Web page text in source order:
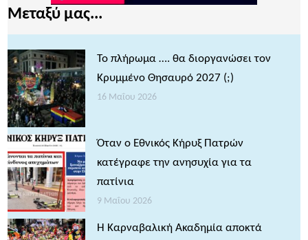
Μεταξύ μας...
Το πλήρωμα …. θα διοργανώσει τον
Κρυμμένο Θησαυρό 2027 (;)
16 Μαΐου 2026
Όταν ο Εθνικός Κήρυξ Πατρών
κατέγραφε την ανησυχία για τα
πατίνια
9 Μαΐου 2026
Η Καρναβαλική Ακαδημία αποκτά